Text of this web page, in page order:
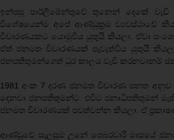
ඉන්පසු පාර්ලිමේන්තුවේ තුනෙන් දෙකේ
විශේෂයෙන්ම අපේ ආණ්ඩුක්‍රම ව්‍යවස්ථාවේ
විචාරණයකට යොමුවිය යුතුයි කියලා. ඒවා
ඒත් ජනමත විචාරණයක් පැවැත්විය යුතුයි
ජනපතිතුමන්ගෙත් ධුර කාලය වැඩි කරනවානම්
1981 අංක 7 දරණ ජනමත විචාරණ පනත අනුව
දෙනවා ජනපතිතුමන්ට. එවිට ජනාධිපතිතුමන්
ජනමත විචාරණයක් පවත්වන්න කියලා. ඒ
ආණ්ඩුවේ සැලසුම උනේ පෙබරවාරි මාසයේ